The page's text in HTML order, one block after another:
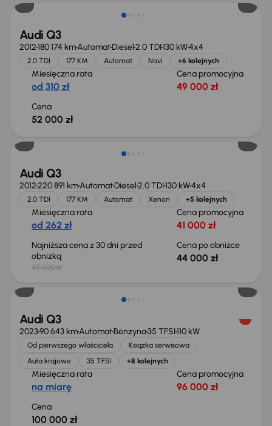
Audi Q3
2012180 174 kmAutomatDiesel2.0 TDI130 kW4x4
2.0 TDI 177 KM Automat Navi +6 kolejnych
Miesięczna rata
od 310 zł
Cena promocyjna
49 000 zł
Cena
52 000 zł
Taniej o 1 000 zł
Audi Q3
2012220 891 kmAutomatDiesel2.0 TDI130 kW4x4
2.0 TDI 177 KM Automat Xenon +5 kolejnych
Miesięczna rata
od 262 zł
Cena promocyjna
41 000 zł
Najniższa cena z 30 dni przed
obniżką
45 000 zł
Cena po obniżce
44 000 zł
Świeżo skupione
Audi Q3
202390 643 kmAutomatBenzyna35 TFSI110 kW
Od pierwszego właściciela
Książka serwisowa
Auta krajowe
35 TFSI +8 kolejnych
Miesięczna rata
na miarę
Cena promocyjna
96 000 zł
Cena
100 000 zł